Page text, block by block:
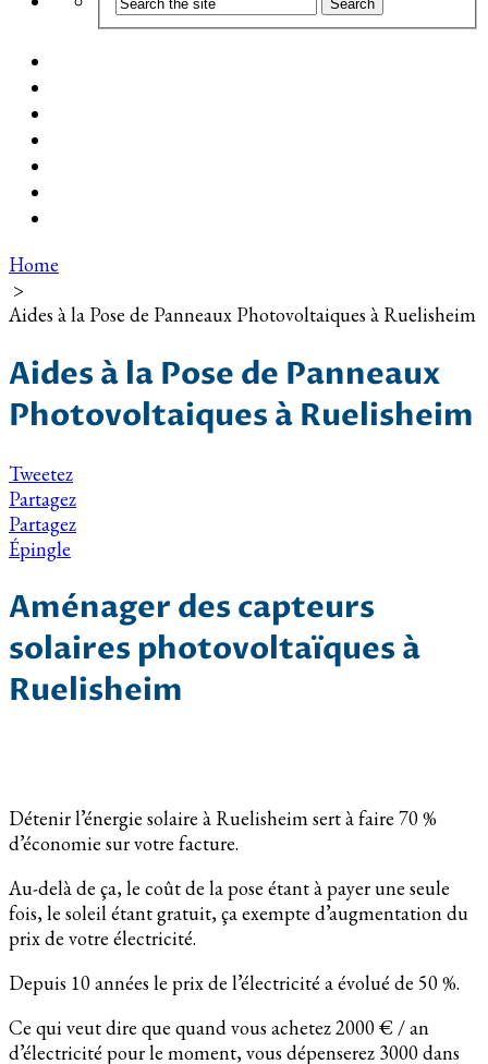
Home
>
Aides à la Pose de Panneaux Photovoltaiques à Ruelisheim
Aides à la Pose de Panneaux
Photovoltaiques à Ruelisheim
Tweetez
Partagez
Partagez
Épingle
Aménager des capteurs
solaires photovoltaïques à
Ruelisheim
Détenir l’énergie solaire à Ruelisheim sert à faire 70 %
d’économie sur votre facture.
Au-delà de ça, le coût de la pose étant à payer une seule
fois, le soleil étant gratuit, ça exempte d’augmentation du
prix de votre électricité.
Depuis 10 années le prix de l’électricité a évolué de 50 %.
Ce qui veut dire que quand vous achetez 2000 € / an
d’électricité pour le moment, vous dépenserez 3000 dans